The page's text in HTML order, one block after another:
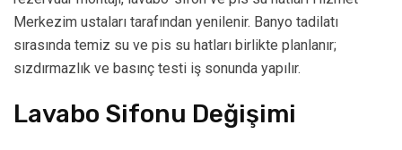
Merkezim ustaları tarafından yenilenir. Banyo tadilatı
sırasında temiz su ve pis su hatları birlikte planlanır;
sızdırmazlık ve basınç testi iş sonunda yapılır.
Lavabo Sifonu Değişimi